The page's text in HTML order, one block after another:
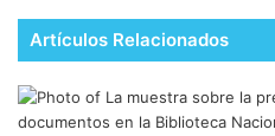
Artículos Relacionados